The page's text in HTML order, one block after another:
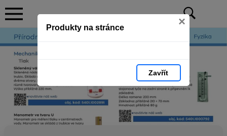
Produkty na stránce ×
Zavřít